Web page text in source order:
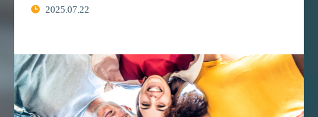
2025.07.22